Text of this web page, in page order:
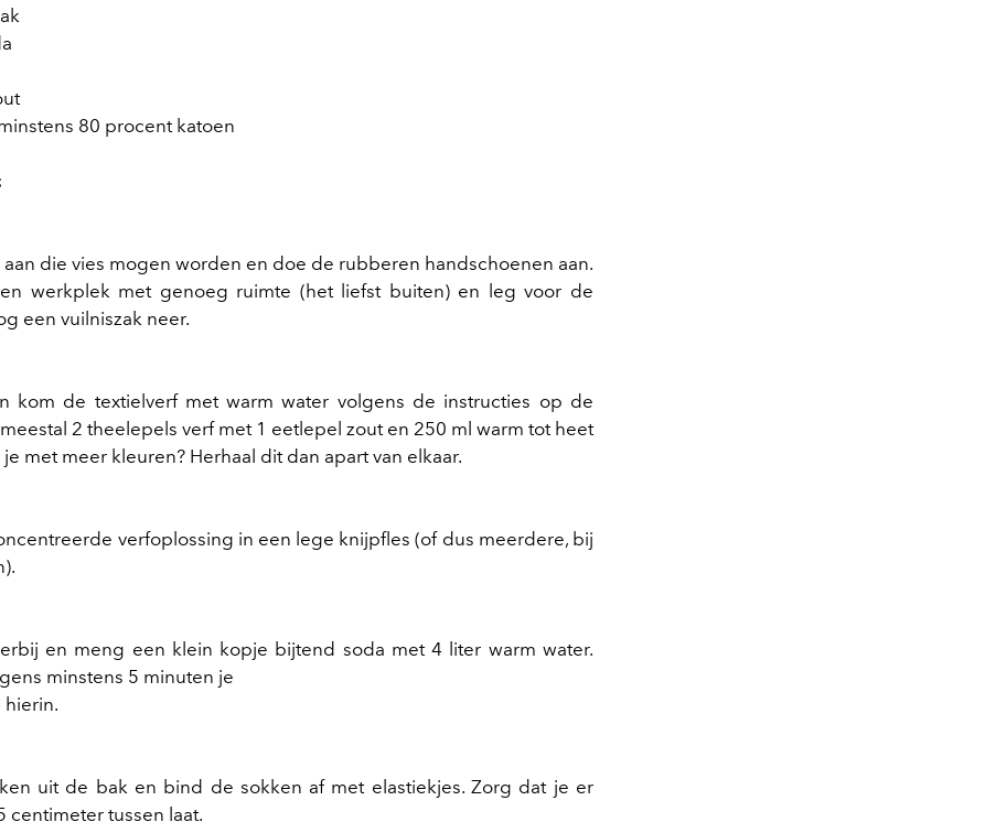
80 procent katoen
die vies mogen worden en doe de rubberen handschoenen aan.
werkplek met genoeg ruimte (het liefst buiten) en leg voor de
een vuilniszak neer.
kom de textielverf met warm water volgens de instructies op de
2 theelepels verf met 1 eetlepel zout en 250 ml warm tot heet
met meer kleuren? Herhaal dit dan apart van elkaar.
verfoplossing in een lege knijpfles (of dus meerdere, bij
en meng een klein kopje bijtend soda met 4 liter warm water.
minstens 5 minuten je
hierin.
uit de bak en bind de sokken af met elastiekjes. Zorg dat je er
centimeter tussen laat.